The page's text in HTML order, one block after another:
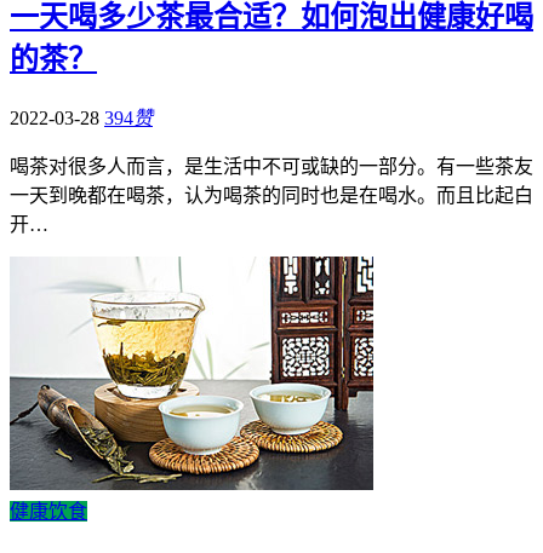
一天喝多少茶最合适？如何泡出健康好喝
的茶？
2022-03-28 394赞
喝茶对很多人而言，是生活中不可或缺的一部分。有一些茶友
一天到晚都在喝茶，认为喝茶的同时也是在喝水。而且比起白
开…
健康饮食